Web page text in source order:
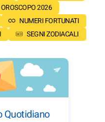
OROSCOPO 2026
NUMERI FORTUNATI
SEGNI ZODIACALI
Quotidiano